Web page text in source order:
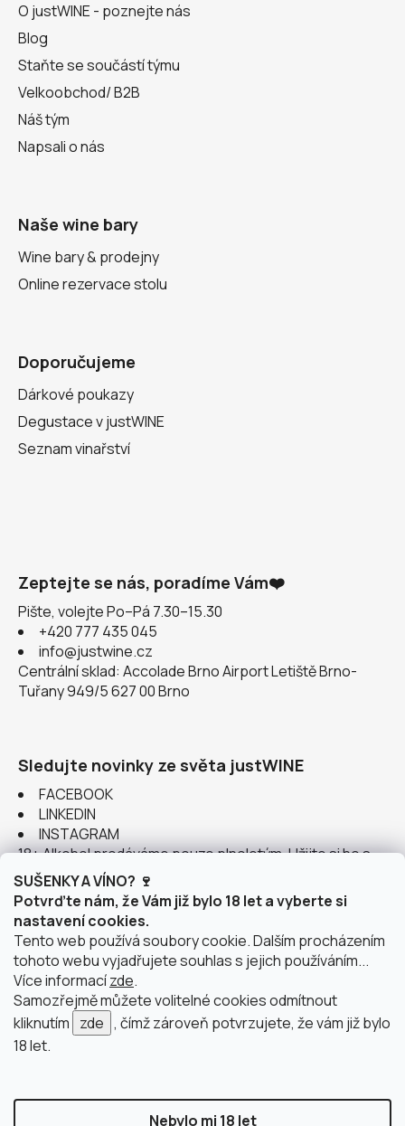
SUŠENKY A VÍNO? 🍷
Potvrďte nám, že Vám již bylo 18 let a vyberte si
nastavení cookies.
Tento web používá soubory cookie. Dalším procházením
tohoto webu vyjadřujete souhlas s jejich používáním...
Více informacízde.
Samozřejmě můžete volitelné cookies odmítnout
kliknutím zde , čímž zároveň potvrzujete, že vám již bylo
18 let.
Nebylo mi 18 let
O justWINE - poznejte nás
Blog
Staňte se součástí týmu
Velkoobchod/ B2B
Náš tým
Napsali o nás
Naše wine bary
Wine bary & prodejny
Online rezervace stolu
Doporučujeme
Dárkové poukazy
Degustace v justWINE
Seznam vinařství
Zeptejte se nás, poradíme Vám❤️
Pište, volejte Po–Pá 7.30–15.30
+420 777 435 045
info@justwine.cz
Centrální sklad: Accolade Brno Airport Letiště Brno-
Tuřany 949/5 627 00 Brno
Sledujte novinky ze světa justWINE
FACEBOOK
LINKEDIN
INSTAGRAM
18+ Alkohol prodáváme pouze plnoletým. Užijte si ho s
rozumem.
Instagram